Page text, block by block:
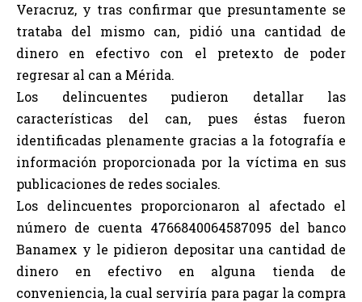
Veracruz, y tras confirmar que presuntamente se
trataba del mismo can, pidió una cantidad de
dinero en efectivo con el pretexto de poder
regresar al can a Mérida.
Los delincuentes pudieron detallar las
características del can, pues éstas fueron
identificadas plenamente gracias a la fotografía e
información proporcionada por la víctima en sus
publicaciones de redes sociales.
Los delincuentes proporcionaron al afectado el
número de cuenta 4766840064587095 del banco
Banamex y le pidieron depositar una cantidad de
dinero en efectivo en alguna tienda de
conveniencia, la cual serviría para pagar la compra